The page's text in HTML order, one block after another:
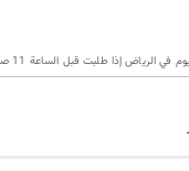
الرياض إذا طلبت قبل الساعة 11 صباحاً.